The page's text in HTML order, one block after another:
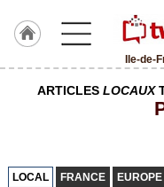
Ile-de-
J'adhère
de-
France
ARTICLES LOCAUX
LOCAL FRANCE EUROPE